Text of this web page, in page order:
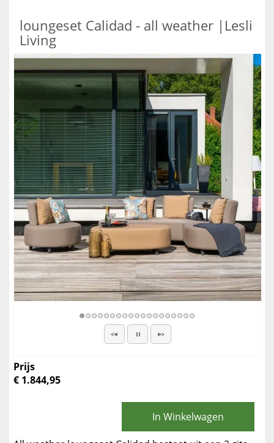
loungeset Calidad - all weather |Lesli
Living
Prijs
€ 1.844,95
In Winkelwagen